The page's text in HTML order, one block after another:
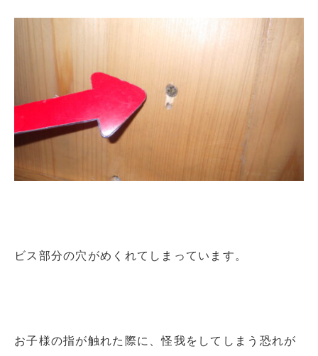
ビス部分の穴がめくれてしまっています。
お子様の指が触れた際に、怪我をしてしまう恐れが